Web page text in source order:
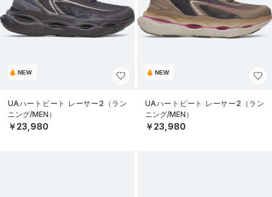
NEW
UAハートビート レーサー2（ラン
ニング/MEN）
￥23,980
NEW
UAハートビート レーサー2（ラン
ニング/MEN）
￥23,980